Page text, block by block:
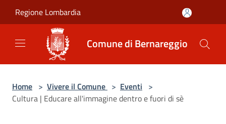
Regione Lombardia
Comune di Bernareggio
Home > Vivere il Comune > Eventi >
Cultura | Educare all'immagine dentro e fuori di sè